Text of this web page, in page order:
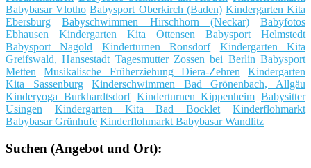
Babybasar Vlotho Babysport Oberkirch (Baden) Kindergarten Kita
Ebersburg
Babyschwimmen Hirschhorn (Neckar)
Babyfotos
Ebhausen
Kindergarten Kita Ottensen
Babysport Helmstedt
Babysport Nagold
Kinderturnen Ronsdorf
Kindergarten Kita
Greifswald, Hansestadt Tagesmutter Zossen bei Berlin Babysport
Metten
Musikalische Früherziehung Diera-Zehren
Kindergarten
Kita Sassenburg
Kinderschwimmen Bad Grönenbach, Allgäu
Kinderyoga Burkhardtsdorf Kinderturnen Kippenheim Babysitter
Usingen
Kindergarten Kita Bad Bocklet
Kinderflohmarkt
Babybasar Grünhufe Kinderflohmarkt Babybasar Wandlitz
Suchen (Angebot und Ort):